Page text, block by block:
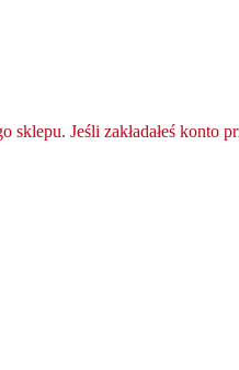
Jeśli zakładałeś konto